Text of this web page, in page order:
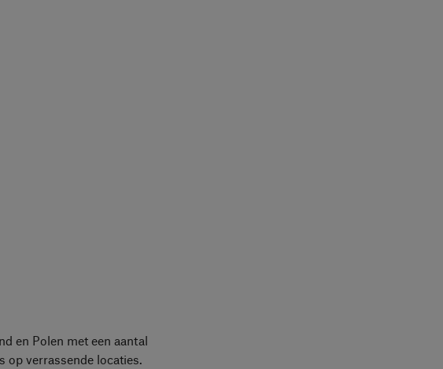
en Polen met een aantal
op verrassende locaties.